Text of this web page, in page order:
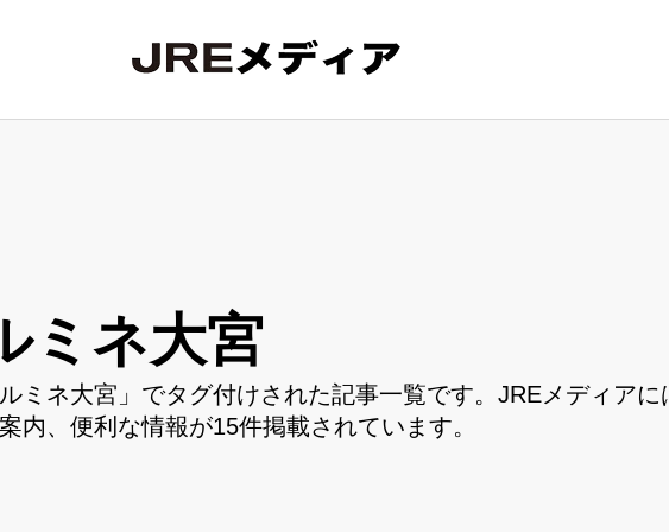
ミネ大宮
ミネ大宮」でタグ付けされた記事一覧です。JREメディア
内、便利な情報が15件掲載されています。